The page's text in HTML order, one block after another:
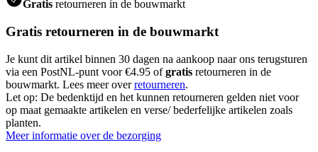
Gratis retourneren in de bouwmarkt
Gratis retourneren in de bouwmarkt
Je kunt dit artikel binnen 30 dagen na aankoop naar ons terugsturen
via een PostNL-punt voor €4.95 ofgratis retourneren in de
bouwmarkt. Lees meer overretourneren.
Let op: De bedenktijd en het kunnen retourneren gelden niet voor
op maat gemaakte artikelen en verse/ bederfelijke artikelen zoals
planten.
Meer informatie over de bezorging